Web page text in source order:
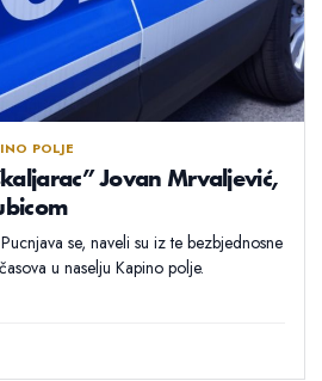
POLJE
Jovan Mrvaljević,
se, naveli su iz te bezbjednosne
u naselju Kapino polje.